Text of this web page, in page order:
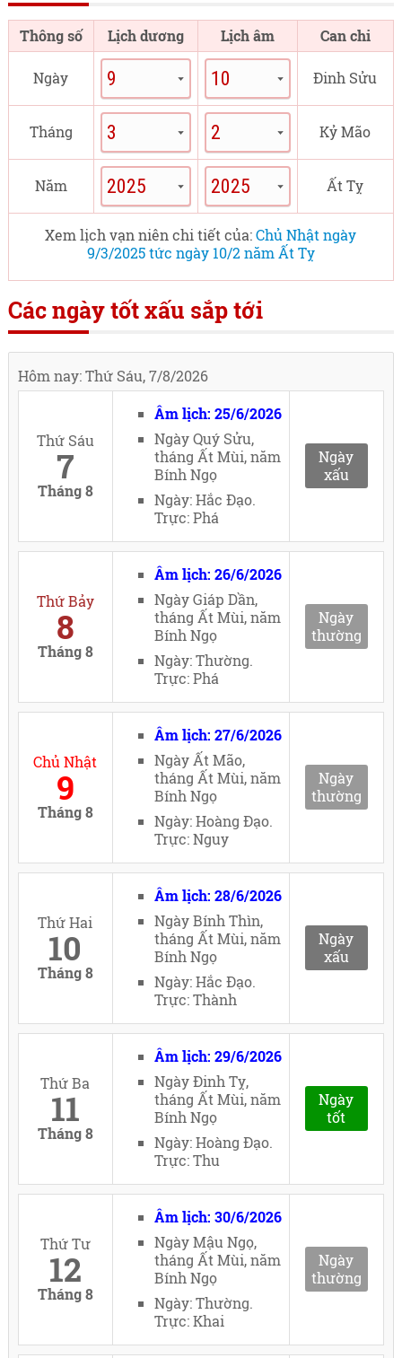
Thông số Lịch dương Lịch âm Can chi
Ngày Đinh Sửu
Tháng Kỷ Mão
Năm Ất Tỵ
Xem lịch vạn niên chi tiết của:Chủ Nhật ngày
9/3/2025 tức ngày 10/2 năm Ất Tỵ
Các ngày tốt xấu sắp tới
Hôm nay: Thứ Sáu, 7/8/2026
Thứ Sáu
7
Tháng 8
Âm lịch: 25/6/2026
Ngày Quý Sửu,
tháng Ất Mùi, năm
Bính Ngọ
Ngày: Hắc Đạo.
Trực: Phá
Ngày
xấu
Thứ Bảy
8
Tháng 8
Âm lịch: 26/6/2026
Ngày Giáp Dần,
tháng Ất Mùi, năm
Bính Ngọ
Ngày: Thường.
Trực: Phá
Ngày
thường
Chủ Nhật
9
Tháng 8
Âm lịch: 27/6/2026
Ngày Ất Mão,
tháng Ất Mùi, năm
Bính Ngọ
Ngày: Hoàng Đạo.
Trực: Nguy
Ngày
thường
Thứ Hai
10
Tháng 8
Âm lịch: 28/6/2026
Ngày Bính Thìn,
tháng Ất Mùi, năm
Bính Ngọ
Ngày: Hắc Đạo.
Trực: Thành
Ngày
xấu
Thứ Ba
11
Tháng 8
Âm lịch: 29/6/2026
Ngày Đinh Tỵ,
tháng Ất Mùi, năm
Bính Ngọ
Ngày: Hoàng Đạo.
Trực: Thu
Ngày
tốt
Thứ Tư
12
Tháng 8
Âm lịch: 30/6/2026
Ngày Mậu Ngọ,
tháng Ất Mùi, năm
Bính Ngọ
Ngày: Thường.
Trực: Khai
Ngày
thường